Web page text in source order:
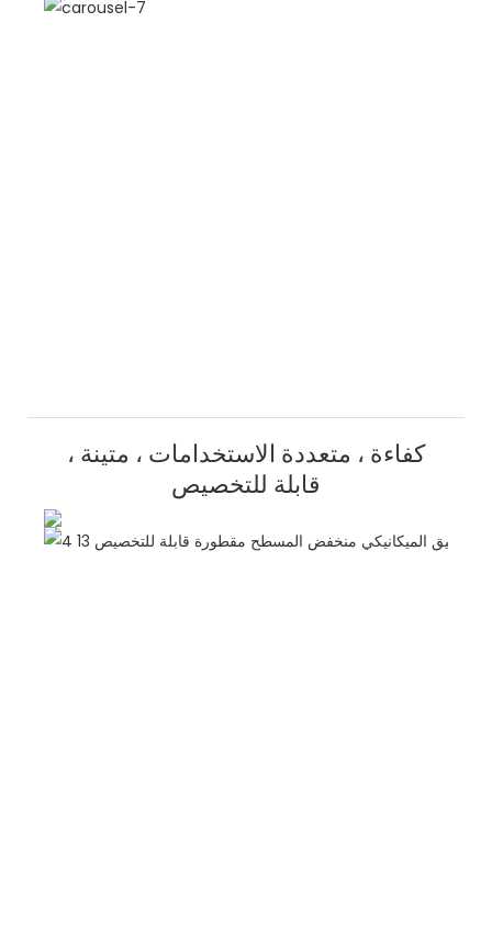
كفاءة ، متعددة الاستخدامات ، متينة ،
قابلة للتخصيص